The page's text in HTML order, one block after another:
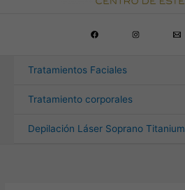
Tratamientos Faciales
Tratamiento corporales
Depilación Láser Soprano Titanium